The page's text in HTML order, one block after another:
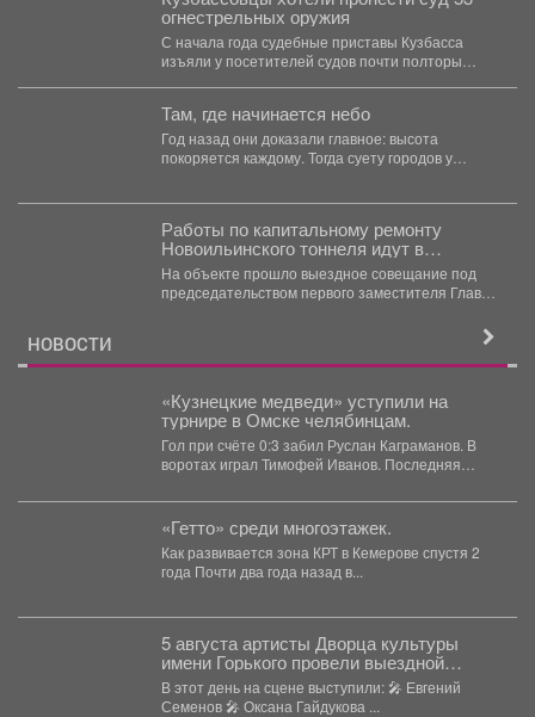
огнестрельных оружия
С начала года судебные приставы Кузбасса
изъяли у посетителей судов почти полторы
Там, где начинается небо
Год назад они доказали главное: высота
покоряется каждому. Тогда суету городов у
Работы по капитальному ремонту
Новоильинского тоннеля идут в
соответствии с графиком
На объекте прошло выездное совещание под
председательством первого заместителя Главы
НОВОСТИ
«Кузнецкие медведи» уступили на
турнире в Омске челябинцам.
Гол при счёте 0:3 забил Руслан Каграманов. В
воротах играл Тимофей Иванов. Последняя
«Гетто» среди многоэтажек.
Как развивается зона КРТ в Кемерове спустя 2
года Почти два года назад в...
5 августа артисты Дворца культуры
имени Горького провели выездной
концерт в реабилитационном центре
«Топаз».
В этот день на сцене выступили: 🎤 Евгений
Семенов 🎤 Оксана Гайдукова ...